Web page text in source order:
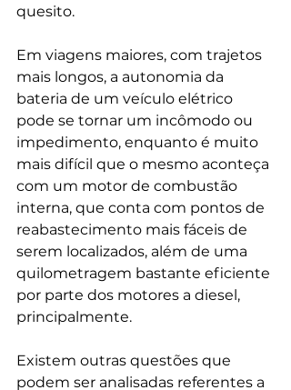
quesito.
Em viagens maiores, com trajetos
mais longos, a autonomia da
bateria de um veículo elétrico
pode se tornar um incômodo ou
impedimento, enquanto é muito
mais difícil que o mesmo aconteça
com um motor de combustão
interna, que conta com pontos de
reabastecimento mais fáceis de
serem localizados, além de uma
quilometragem bastante eficiente
por parte dos motores a diesel,
principalmente.
Existem outras questões que
podem ser analisadas referentes a